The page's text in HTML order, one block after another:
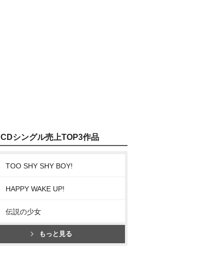
CDシングル売上TOP3作品
TOO SHY SHY BOY!
HAPPY WAKE UP!
伝説の少女
もっと見る